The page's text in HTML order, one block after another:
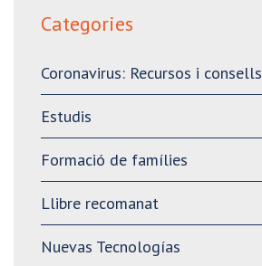
Categories
Coronavirus: Recursos i consells
Estudis
Formació de famílies
Llibre recomanat
Nuevas Tecnologías